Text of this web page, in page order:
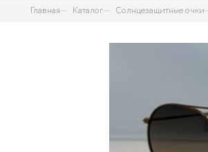
Главная Каталог Солнцезащитные очки